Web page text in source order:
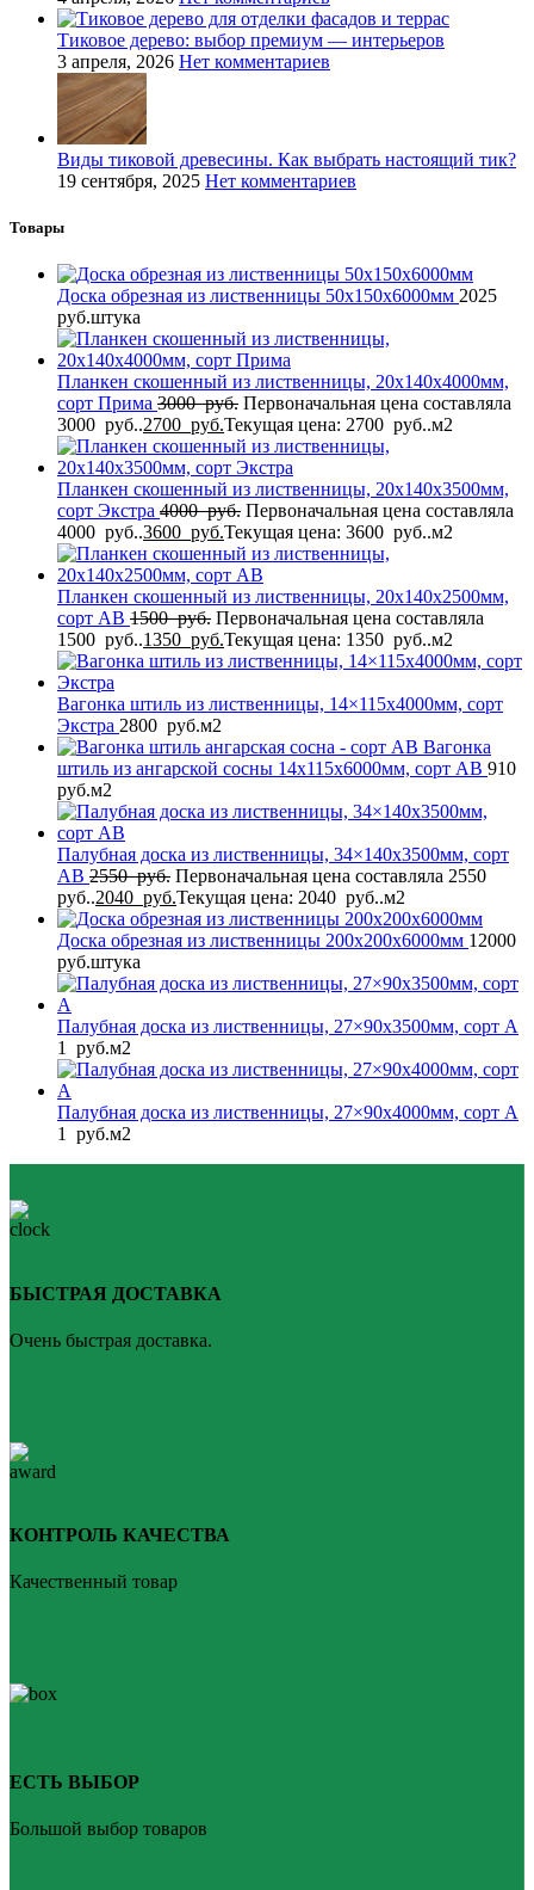
Тиковое дерево: выбор премиум — интерьеров
3 апреля, 2026 Нет комментариев
Виды тиковой древесины. Как выбрать настоящий тик?
19 сентября, 2025 Нет комментариев
Товары
Доска обрезная из лиственницы 50x150x6000мм 2025
руб.штука
Планкен скошенный из лиственницы, 20x140x4000мм,
сорт Прима 3000руб. Первоначальная цена составляла
3000 руб..2700 руб.Текущая цена: 2700 руб..м2
Планкен скошенный из лиственницы, 20x140x3500мм,
сорт Экстра 4000руб. Первоначальная цена составляла
4000 руб..3600 руб.Текущая цена: 3600 руб..м2
Планкен скошенный из лиственницы, 20x140x2500мм,
сорт AB 1500руб. Первоначальная цена составляла
1500 руб..1350 руб.Текущая цена: 1350 руб..м2
Вагонка штиль из лиственницы, 14×115x4000мм, сорт
Экстра 2800 руб.м2
Вагонка
штиль из ангарской сосны 14x115x6000мм, сорт AB 910
руб.м2
Палубная доска из лиственницы, 34×140x3500мм, сорт
AB 2550руб. Первоначальная цена составляла 2550
руб..2040 руб.Текущая цена: 2040 руб..м2
Доска обрезная из лиственницы 200x200x6000мм 12000
руб.штука
Палубная доска из лиственницы, 27×90x3500мм, сорт A
1
руб.м2
Палубная доска из лиственницы, 27×90x4000мм, сорт A
1
руб.м2
БЫСТРАЯ ДОСТАВКА
Очень быстрая доставка.
КОНТРОЛЬ КАЧЕСТВА
Качественный товар
ЕСТЬ ВЫБОР
Большой выбор товаров